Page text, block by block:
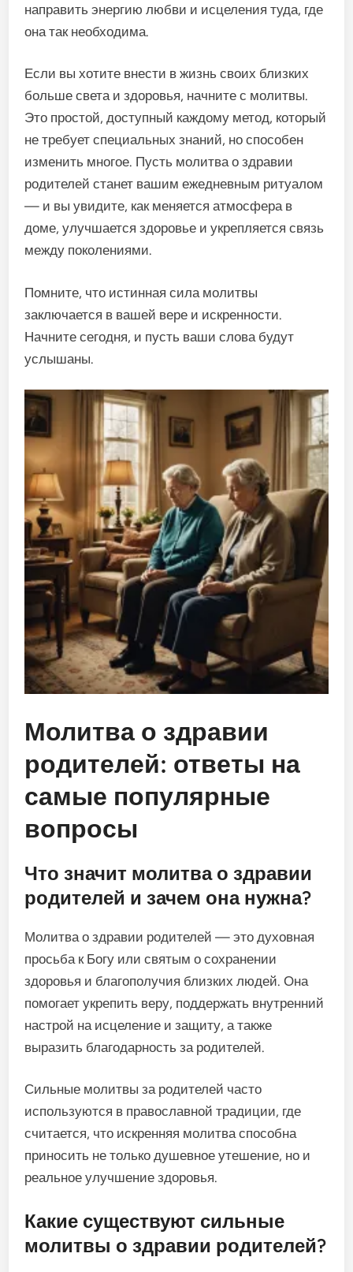
направить энергию любви и исцеления туда, где
она так необходима.
Если вы хотите внести в жизнь своих близких
больше света и здоровья, начните с молитвы.
Это простой, доступный каждому метод, который
не требует специальных знаний, но способен
изменить многое. Пусть молитва о здравии
родителей станет вашим ежедневным ритуалом
— и вы увидите, как меняется атмосфера в
доме, улучшается здоровье и укрепляется связь
между поколениями.
Помните, что истинная сила молитвы
заключается в вашей вере и искренности.
Начните сегодня, и пусть ваши слова будут
услышаны.
Молитва о здравии
родителей: ответы на
самые популярные
вопросы
Что значит молитва о здравии
родителей и зачем она нужна?
Молитва о здравии родителей — это духовная
просьба к Богу или святым о сохранении
здоровья и благополучия близких людей. Она
помогает укрепить веру, поддержать внутренний
настрой на исцеление и защиту, а также
выразить благодарность за родителей.
Сильные молитвы за родителей часто
используются в православной традиции, где
считается, что искренняя молитва способна
приносить не только душевное утешение, но и
реальное улучшение здоровья.
Какие существуют сильные
молитвы о здравии родителей?